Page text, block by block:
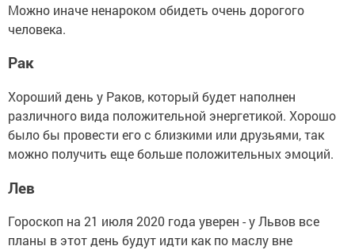
Можно иначе ненароком обидеть очень дорогого
человека.
Рак
Хороший день у Раков, который будет наполнен
различного вида положительной энергетикой. Хорошо
было бы провести его с близкими или друзьями, так
можно получить еще больше положительных эмоций.
Лев
Гороскоп на 21 июля 2020 года уверен - у Львов все
планы в этот день будут идти как по маслу вне